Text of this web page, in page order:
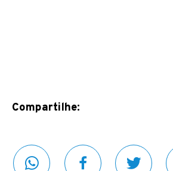
Compartilhe: